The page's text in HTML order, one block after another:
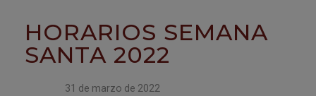
HORARIOS SEMANA
SANTA 2022
31 de marzo de 2022